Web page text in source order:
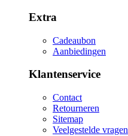
Extra
Cadeaubon
Aanbiedingen
Klantenservice
Contact
Retourneren
Sitemap
Veelgestelde vragen